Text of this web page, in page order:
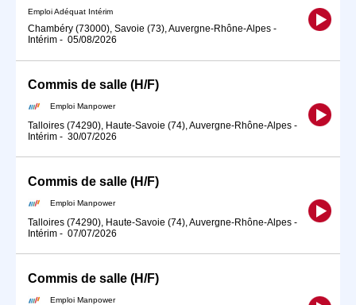
Emploi Adéquat Intérim
Chambéry (73000), Savoie (73), Auvergne-Rhône-Alpes -
Intérim - 05/08/2026
Commis de salle (H/F)
Emploi Manpower
Talloires (74290), Haute-Savoie (74), Auvergne-Rhône-Alpes -
Intérim - 30/07/2026
Commis de salle (H/F)
Emploi Manpower
Talloires (74290), Haute-Savoie (74), Auvergne-Rhône-Alpes -
Intérim - 07/07/2026
Commis de salle (H/F)
Emploi Manpower